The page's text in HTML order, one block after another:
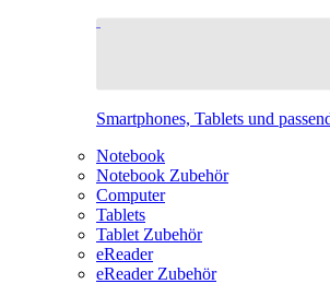
Smartphones, Tablets und
Notebook
Notebook Zubehör
Computer
Tablets
Tablet Zubehör
eReader
eReader Zubehör